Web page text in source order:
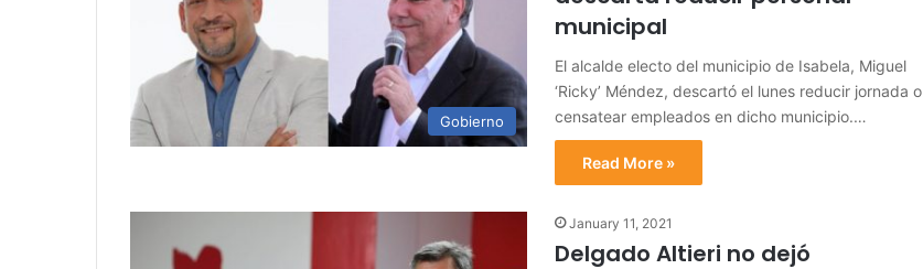
Gobierno
municipal
El alcalde electo del municipio de Isabela, Miguel
‘Ricky’ Méndez, descartó el lunes reducir jornada o
censatear empleados en dicho municipio.…
Read More »
January 11, 2021
Delgado Altieri no dejó